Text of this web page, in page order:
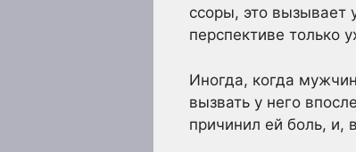
ссоры, это вызывает
перспективе только
Иногда, когда
вызвать у него
причинил ей боль, и,